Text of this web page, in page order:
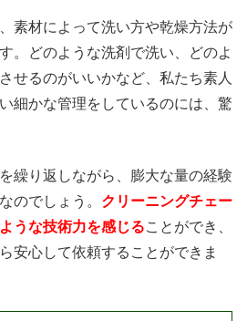
素材によって洗い方や乾燥方法が
。どのような洗剤で洗い、どのよ
せるのがいいかなど、私たち素人
細かな管理をしているのには、驚
繰り返しながら、膨大な量の経験
のでしょう。 クリーニングチェー
うな技術力を感じることができ、
安心して依頼することができま